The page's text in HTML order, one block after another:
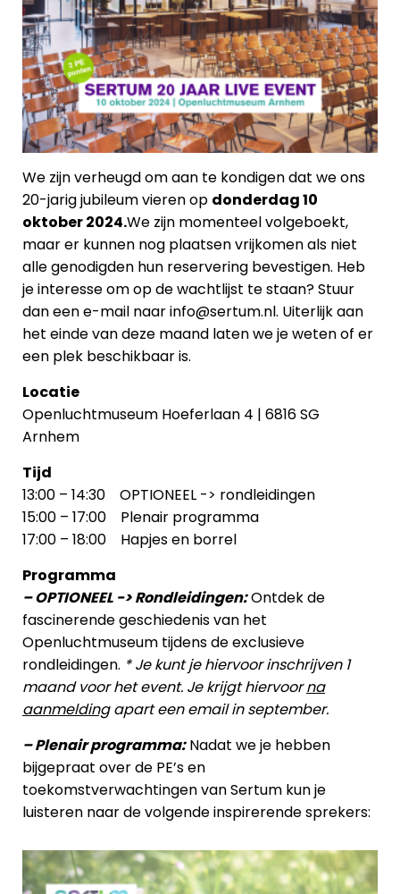
We zijn verheugd om aan te kondigen dat we ons
20-jarig jubileum vieren op donderdag 10
oktober 2024.We zijn momenteel volgeboekt,
maar er kunnen nog plaatsen vrijkomen als niet
alle genodigden hun reservering bevestigen. Heb
je interesse om op de wachtlijst te staan? Stuur
dan een e-mail naar info@sertum.nl. Uiterlijk aan
het einde van deze maand laten we je weten of er
een plek beschikbaar is.
Locatie
Openluchtmuseum Hoeferlaan 4 | 6816 SG
Arnhem
Tijd
13:00 – 14:30 OPTIONEEL -> rondleidingen
15:00 – 17:00 Plenair programma
17:00 – 18:00 Hapjes en borrel
Programma
– OPTIONEEL -> Rondleidingen:Ontdek de
fascinerende geschiedenis van het
Openluchtmuseum tijdens de exclusieve
rondleidingen. * Je kunt je hiervoor inschrijven 1
maandvoor het event. Je krijgt hiervoorna
aanmeldingapart een email in september.
– Plenair programma: Nadat we je hebben
bijgepraat over de PE’s en
toekomstverwachtingen van Sertum kun je
luisteren naar de volgende inspirerende sprekers: